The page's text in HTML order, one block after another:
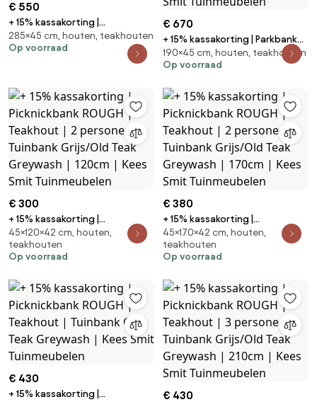
€ 550
+ 15% kassakorting |
Picknickbank ROUGH | Teakhout
| Tuinbank Old Teak Greywash |
285×45 cm, houten, teakhouten
Op voorraad
€ 670
+ 15% kassakorting | Parkbank
ROUGH | Teakhout | 3 personen |
Tuinbank Old Teak Greywash |
190×45 cm, houten, teakhouten
Op voorraad
€ 300
+ 15% kassakorting |
Picknickbank ROUGH | Teakhout
| 2 personen | Tuinbank
Grijs/Old Teak Greywash |
45×120×42 cm, houten,
teakhouten
Op voorraad
€ 380
+ 15% kassakorting |
Picknickbank ROUGH | Teakhout
| 2 personen | Tuinbank
Grijs/Old Teak Greywash |
45×170×42 cm, houten,
teakhouten
Op voorraad
€ 430
+ 15% kassakorting |
€ 430